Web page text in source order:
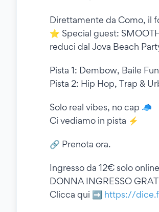
Direttamente da Como, il
⭐️ Special guest:
reduci dal Jova Beach
Pista 1: Dembow, Baile
Pista 2: Hip Hop, Trap &
Solo real vibes, no cap 🧢
Ci vediamo in pista ⚡️
🔗 Prenota ora.
Ingresso da 12€ solo
DONNA INGRESSO
Clicca qui ➡ https://